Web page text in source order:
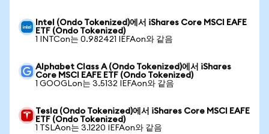
Intel (Ondo Tokenized)에서 iShares Core MSCI EAFE
ETF (Ondo Tokenized)
1 INTCon는 0.982421 IEFAon와 같음
Alphabet Class A (Ondo Tokenized)에서 iShares
Core MSCI EAFE ETF (Ondo Tokenized)
1 GOOGLon는 3.5132 IEFAon와 같음
Tesla (Ondo Tokenized)에서 iShares Core MSCI EAFE
ETF (Ondo Tokenized)
1 TSLAon는 3.1220 IEFAon와 같음